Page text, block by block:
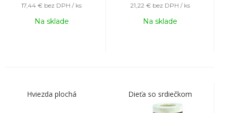
17,44 € bez DPH / ks
Na sklade
21,22 € bez DPH / ks
Na sklade
Hviezda plochá Dieťa so srdiečkom